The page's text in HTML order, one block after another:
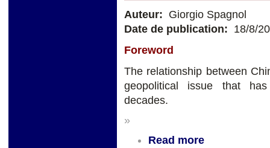
Auteur: Giorgio Spagnol
Date de publication: 18/8/
Foreword
The relationship between
geopolitical issue that
decades.
»
Read more